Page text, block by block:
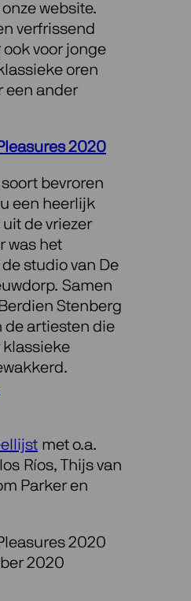
website.
verfrissend
voor jonge
oren
een ander
2020
bevroren
een heerlijk
de vriezer
was het
studio van De
Samen
Stenberg
de artiesten die
klassieke
met o.a.
Ríos, Thijs van
Parker en
2020
2020